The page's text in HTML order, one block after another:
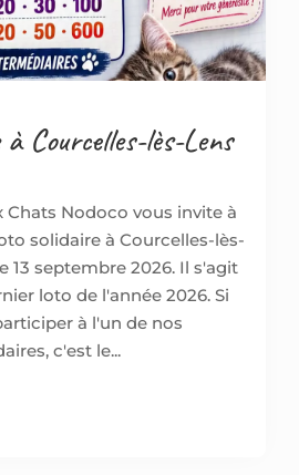
Courcelles-lès-Lens
Chats Nodoco vous invite à
solidaire à Courcelles-lès-
13 septembre 2026. Il s'agit
loto de l'année 2026. Si
à l'un de nos
c'est le...